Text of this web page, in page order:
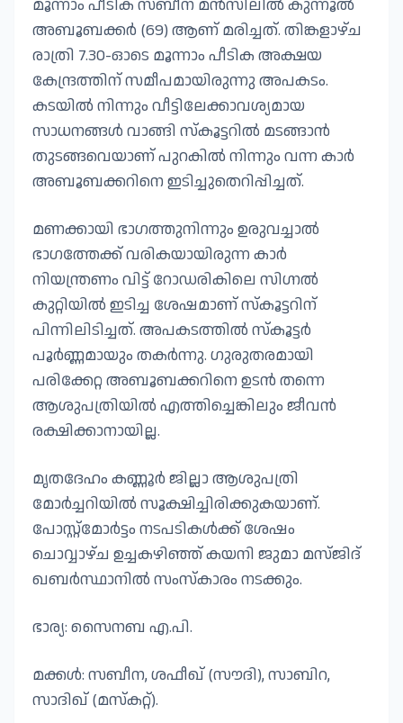
മൂന്നാം പീടിക സബീന മൻസിലിൽ കുന്നൂൽ
അബൂബക്കർ (69) ആണ് മരിച്ചത്. തിങ്കളാഴ്ച
രാത്രി 7.30-ഓടെ മൂന്നാം പീടിക അക്ഷയ
കേന്ദ്രത്തിന് സമീപമായിരുന്നു അപകടം.
കടയിൽ നിന്നും വീട്ടിലേക്കാവശ്യമായ
സാധനങ്ങൾ വാങ്ങി സ്കൂട്ടറിൽ മടങ്ങാൻ
തുടങ്ങവെയാണ് പുറകിൽ നിന്നും വന്ന കാർ
അബൂബക്കറിനെ ഇടിച്ചുതെറിപ്പിച്ചത്.
മണക്കായി ഭാഗത്തുനിന്നും ഉരുവച്ചാൽ
ഭാഗത്തേക്ക് വരികയായിരുന്ന കാർ
നിയന്ത്രണം വിട്ട് റോഡരികിലെ സിഗ്നൽ
കുറ്റിയിൽ ഇടിച്ച ശേഷമാണ് സ്കൂട്ടറിന്
പിന്നിലിടിച്ചത്. അപകടത്തിൽ സ്കൂട്ടർ
പൂർണ്ണമായും തകർന്നു. ഗുരുതരമായി
പരിക്കേറ്റ അബൂബക്കറിനെ ഉടൻ തന്നെ
ആശുപത്രിയിൽ എത്തിച്ചെങ്കിലും ജീവൻ
രക്ഷിക്കാനായില്ല.
മൃതദേഹം കണ്ണൂർ ജില്ലാ ആശുപത്രി
മോർച്ചറിയിൽ സൂക്ഷിച്ചിരിക്കുകയാണ്.
പോസ്റ്റ്മോർട്ടം നടപടികൾക്ക് ശേഷം
ചൊവ്വാഴ്ച ഉച്ചകഴിഞ്ഞ് കയനി ജുമാ മസ്ജിദ്
ഖബർസ്ഥാനിൽ സംസ്കാരം നടക്കും.
ഭാര്യ: സൈനബ എ.പി.
മക്കൾ: സബീന, ശഫീഖ് (സൗദി), സാബിറ,
സാദിഖ് (മസ്കറ്റ്).